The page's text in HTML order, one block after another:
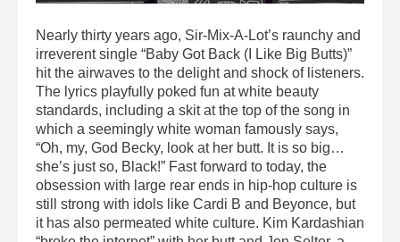
Nearly thirty years ago, Sir-Mix-A-Lot’s raunchy and
irreverent single “Baby Got Back (I Like Big Butts)”
hit the airwaves to the delight and shock of listeners.
The lyrics playfully poked fun at white beauty
standards, including a skit at the top of the song in
which a seemingly white woman famously says,
“Oh, my, God Becky, look at her butt. It is so big…
she’s just so, Black!” Fast forward to today, the
obsession with large rear ends in hip-hop culture is
still strong with idols like Cardi B and Beyonce, but
it has also permeated white culture. Kim Kardashian